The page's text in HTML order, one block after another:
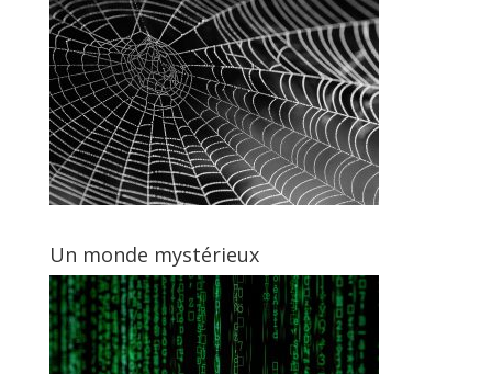
Un monde mystérieux